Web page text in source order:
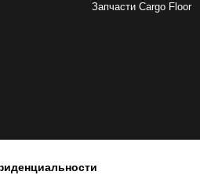
Запчасти Cargo Floor